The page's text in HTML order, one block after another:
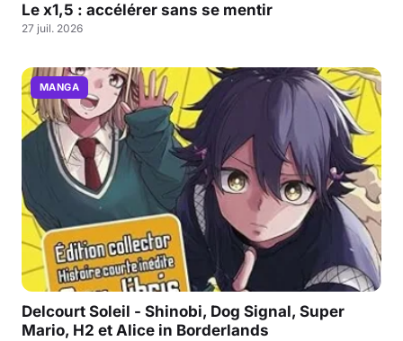
Le x1,5 : accélérer sans se mentir
27 juil. 2026
MANGA
Delcourt Soleil - Shinobi, Dog Signal, Super
Mario, H2 et Alice in Borderlands